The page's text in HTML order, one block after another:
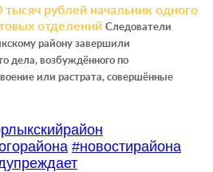
рублей начальник одного
отделений Следователи
району завершили
дела, возбуждённого по
или растрата, совершённые
#новостирайона